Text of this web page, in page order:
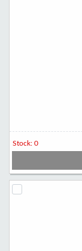
Stock: 0